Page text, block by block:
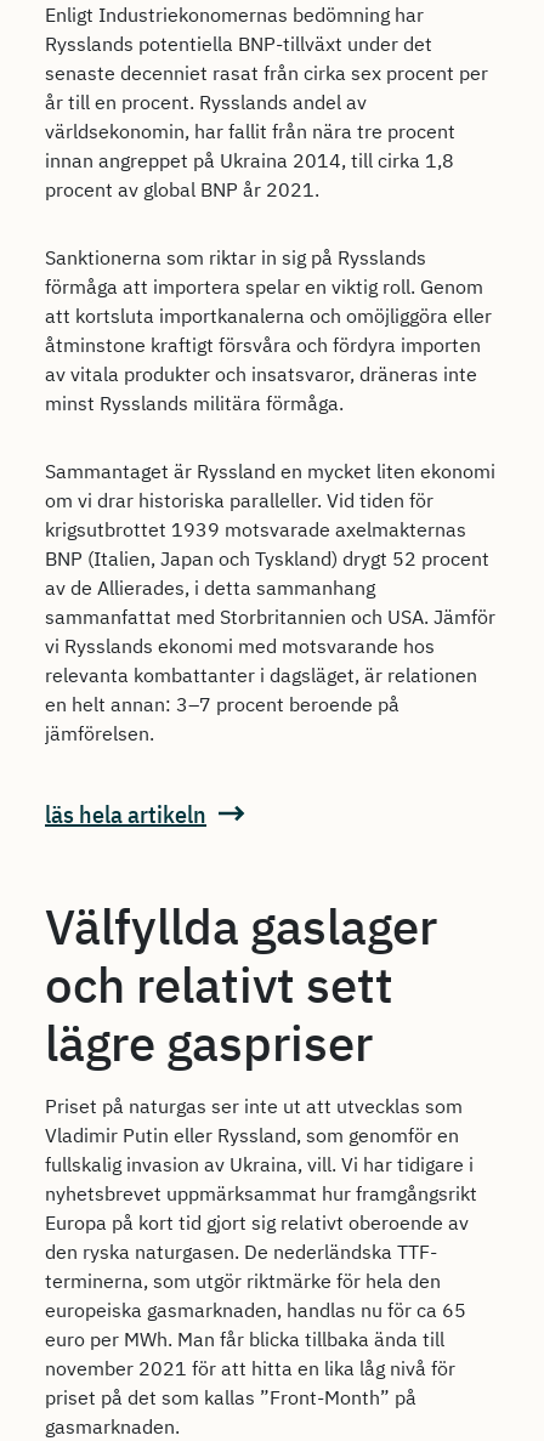
Enligt Industriekonomernas bedömning har
Rysslands potentiella BNP-tillväxt under det
senaste decenniet rasat från cirka sex procent per
år till en procent. Rysslands andel av
världsekonomin, har fallit från nära tre procent
innan angreppet på Ukraina 2014, till cirka 1,8
procent av global BNP år 2021.
Sanktionerna som riktar in sig på Rysslands
förmåga att importera spelar en viktig roll. Genom
att kortsluta importkanalerna och omöjliggöra eller
åtminstone kraftigt försvåra och fördyra importen
av vitala produkter och insatsvaror, dräneras inte
minst Rysslands militära förmåga.
Sammantaget är Ryssland en mycket liten ekonomi
om vi drar historiska paralleller. Vid tiden för
krigsutbrottet 1939 motsvarade axelmakternas
BNP (Italien, Japan och Tyskland) drygt 52 procent
av de Allierades, i detta sammanhang
sammanfattat med Storbritannien och USA. Jämför
vi Rysslands ekonomi med motsvarande hos
relevanta kombattanter i dagsläget, är relationen
en helt annan: 3–7 procent beroende på
jämförelsen.
läs hela artikeln
Välfyllda gaslager
och relativt sett
lägre gaspriser
Priset på naturgas ser inte ut att utvecklas som
Vladimir Putin eller Ryssland, som genomför en
fullskalig invasion av Ukraina, vill. Vi har tidigare i
nyhetsbrevet uppmärksammat hur framgångsrikt
Europa på kort tid gjort sig relativt oberoende av
den ryska naturgasen. De nederländska TTF-
terminerna, som utgör riktmärke för hela den
europeiska gasmarknaden, handlas nu för ca 65
euro per MWh. Man får blicka tillbaka ända till
november 2021 för att hitta en lika låg nivå för
priset på det som kallas ”Front-Month” på
gasmarknaden.